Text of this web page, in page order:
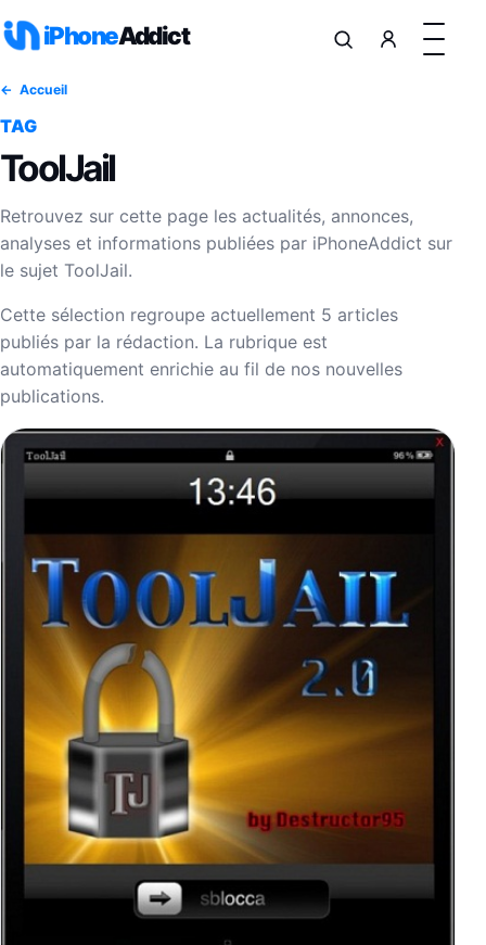
iPhoneAddict
Accueil
TAG
ToolJail
Retrouvez sur cette page les actualités, annonces,
analyses et informations publiées par iPhoneAddict sur
le sujet ToolJail.
Cette sélection regroupe actuellement 5 articles
publiés par la rédaction. La rubrique est
automatiquement enrichie au fil de nos nouvelles
publications.